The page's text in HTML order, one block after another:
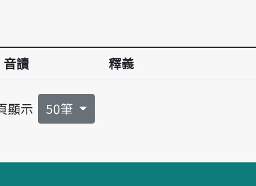
音讀 釋義
顯示 50筆